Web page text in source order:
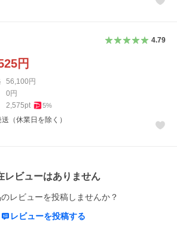
4.79
円
56,100 円
0 円
2,575pt 5%
（休業日を除く）
レビューはありません
レビューを投稿しませんか？
レビューを投稿する